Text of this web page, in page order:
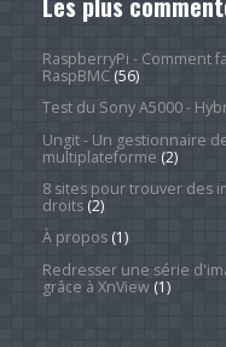
RaspberryPi - Comment
RaspBMC(56)
Test du Sony A5000 -
Ungit - Un gestionnaire
multiplateforme (2)
8 sites pour trouver des
droits(2)
À propos(1)
Redresser une série
grâce à XnView(1)